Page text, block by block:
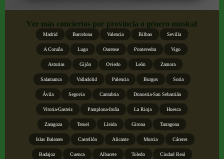
Ver más conciertos por provincia o género musical
Madrid Barcelona Valencia Bilbao Sevilla
A Coruña Lugo Ourense Pontevedra Vigo
Asturias Gijón Oviedo León Zamora
Salamanca Valladolid Palencia Burgos Soria
Ávila Segovia Cantabria Donostia-San Sebastián
Vitoria-Gasteiz Pamplona-Iruña La Rioja Huesca
Zaragoza Teruel Lleida Girona Tarragona
Islas Baleares Castellón Alicante Murcia Cáceres
Badajoz Cuenca Albacete Toledo Ciudad Real